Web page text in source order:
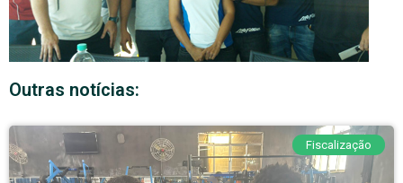
Outras notícias:
Fiscalização